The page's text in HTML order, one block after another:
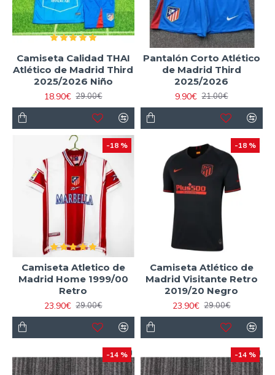
Camiseta Calidad THAI
Atlético de Madrid Third
2025/2026 Niño
18.90€ 29.00€
Pantalón Corto Atlético
de Madrid Third
2025/2026
9.90€ 21.00€
-18 %
Camiseta Atletico de
Madrid Home 1999/00
Retro
23.90€ 29.00€
-18 %
Camiseta Atlético de
Madrid Visitante Retro
2019/20 Negro
23.90€ 29.00€
-14 % -14 %